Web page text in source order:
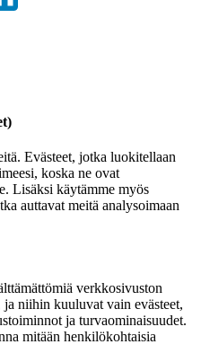
Evästeet, jotka luokitellaan
koska ne ovat
Lisäksi käytämme myös
auttavat meitä analysoimaan
verkkosivuston
niihin kuuluvat vain evästeet,
ja turvaominaisuudet.
mitään henkilökohtaisia